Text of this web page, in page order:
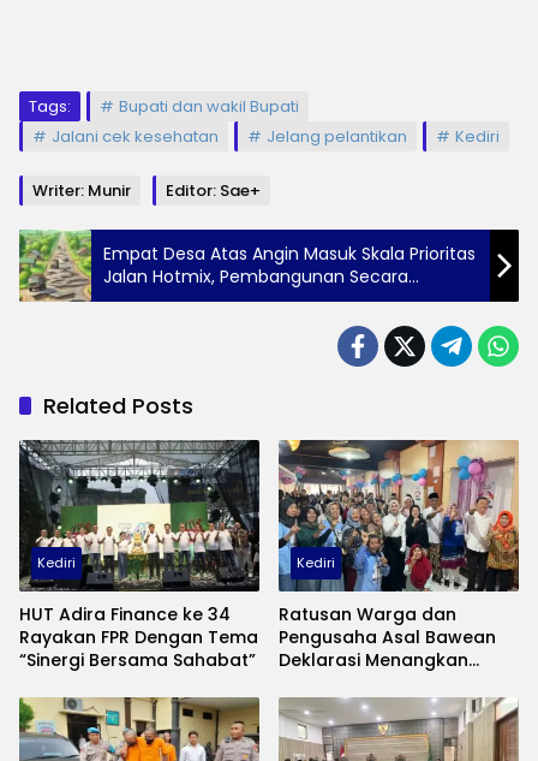
Tags:
Bupati dan wakil Bupati
Jalani cek kesehatan
Jelang pelantikan Kediri
Writer: Munir Editor: Sae+
Empat Desa Atas Angin Masuk Skala Prioritas
Jalan Hotmix, Pembangunan Secara
Bertahap
Related Posts
Kediri
HUT Adira Finance ke 34
Rayakan FPR Dengan Tema
“Sinergi Bersama Sahabat”
Kediri
Ratusan Warga dan
Pengusaha Asal Bawean
Deklarasi Menangkan
Pilwali Kediri